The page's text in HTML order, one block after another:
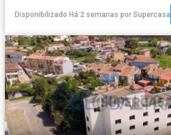
Disponibilizado Há 2 semanas por Supercasa